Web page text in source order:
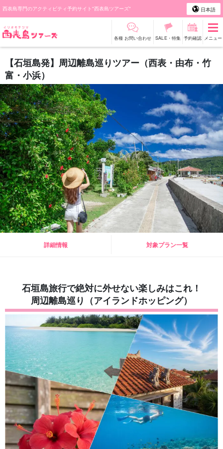
西表島専門のアクティビティ予約サイト"西表島ツアーズ" 日本語
各種 お問い合わせ SALE・特集 予約確認 メニュー
【石垣島発】周辺離島巡りツアー（西表・由布・竹
富・小浜）
詳細情報 対象プラン一覧
石垣島旅行で絶対に外せない楽しみはこれ！
周辺離島巡り（アイランドホッピング）